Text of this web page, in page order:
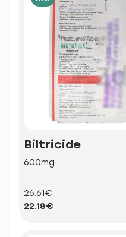
Biltricide
600mg
26.61€
22.18€